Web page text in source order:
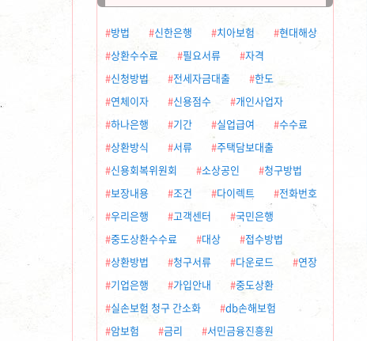
방법 신한은행 치아보험
현대해상
상환수수료
필요서류
자격
신청방법
전세자금대출
한도
연체이자
신용점수
개인사업자
하나은행
기간 실업급여
수수료
상환방식
서류
주택담보대출
신용회복위원회
소상공인
청구방법
보장내용
조건 다이렉트
전화번호
우리은행
고객센터
국민은행
중도상환수수료
대상
접수방법
상환방법
청구서류 다운로드
연장
기업은행
가입안내
중도상환
실손보험 청구 간소화
db손해보험
암보험
금리
서민금융진흥원